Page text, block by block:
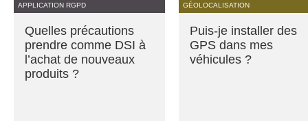
APPLICATION RGPD
Quelles précautions
prendre comme DSI à
l’achat de nouveaux
produits ?
GÉOLOCALISATION
Puis-je installer des
GPS dans mes
véhicules ?